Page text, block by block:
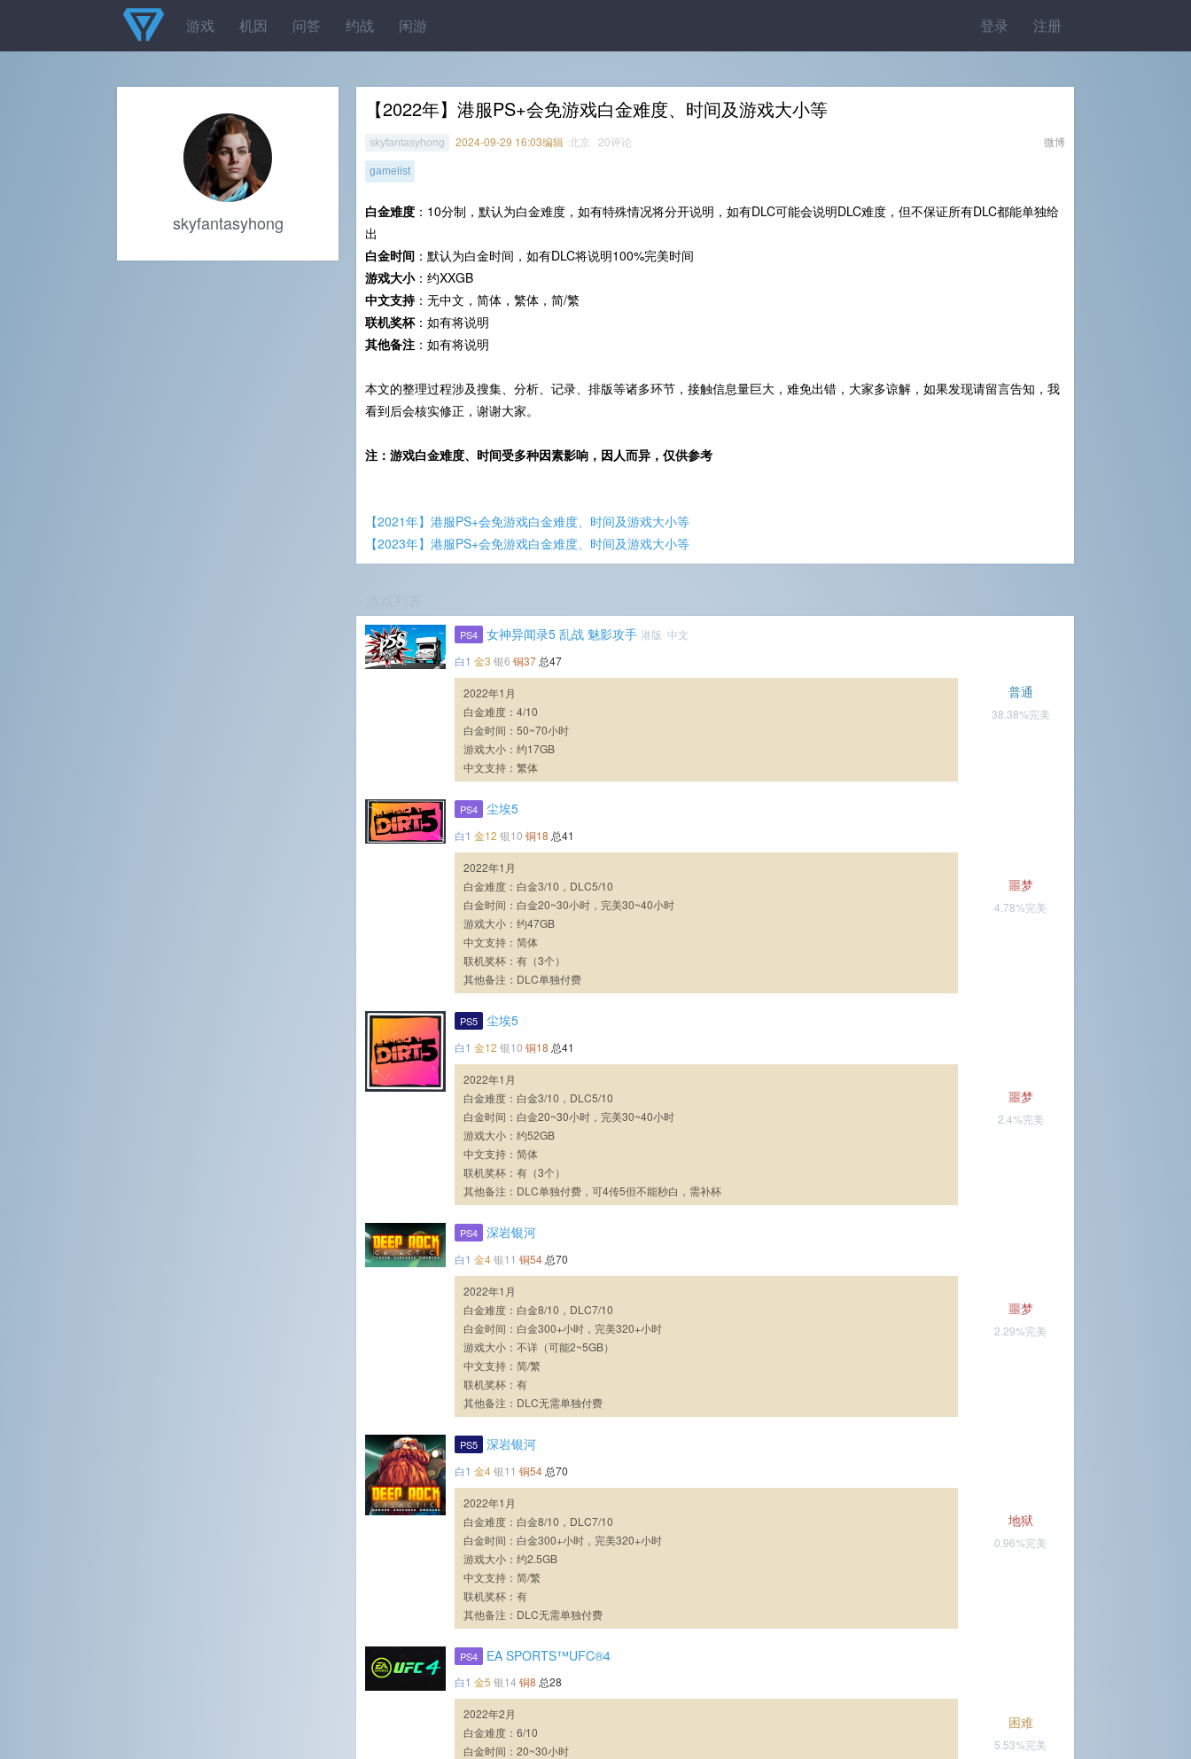
登录 注册
游戏 机因 问答 约战 闲游
【2022年】港服PS+会免游戏白金难度、时间及游戏大小等
微博
skyfantasyhong 2024-09-29 16:03编辑 北京 20评论
gamelist
白金难度 ：10分制，默认为白金难度，如有特殊情况将分开说明，如有DLC可能会说明DLC难度，但不保证所有DLC都能单独给
出
白金时间 ：默认为白金时间，如有DLC将说明100%完美时间
游戏大小：约XXGB
中文支持：无中文，简体，繁体，简/繁
联机奖杯：如有将说明
其他备注 ：如有将说明
本文的整理过程涉及搜集、分析、记录、排版等诸多环节，接触信息量巨大，难免出错，大家多谅解，如果发现请留言告知，我
看到后会核实修正，谢谢大家。
注：游戏白金难度、时间受多种因素影响，因人而异，仅供参考
【2021年】港服PS+会免游戏白金难度、时间及游戏大小等
【2023年】港服PS+会免游戏白金难度、时间及游戏大小等
PS4 女神异闻录5 乱战 魅影攻手 港版 中文
白1 金3 银6 铜37 总47
2022年1月
白金难度：4/10
白金时间：50~70小时
游戏大小：约17GB
中文支持：繁体
普通
38.38%完美
PS4 尘埃5
白1 金12 银10 铜18 总41
2022年1月
白金难度：白金3/10，DLC5/10
白金时间：白金20~30小时，完美30~40小时
游戏大小：约47GB
中文支持：简体
联机奖杯：有（3个）
其他备注：DLC单独付费
噩梦
4.78%完美
PS5 尘埃5
白1 金12 银10 铜18 总41
2022年1月
白金难度：白金3/10，DLC5/10
白金时间：白金20~30小时，完美30~40小时
游戏大小：约52GB
中文支持：简体
联机奖杯：有（3个）
其他备注：DLC单独付费，可4传5但不能秒白，需补杯
噩梦
2.4%完美
PS4 深岩银河
白1 金4银11 铜54 总70
2022年1月
白金难度：白金8/10，DLC7/10
白金时间：白金300+小时，完美320+小时
游戏大小：不详（可能2~5GB）
中文支持：简/繁
联机奖杯：有
其他备注：DLC无需单独付费
噩梦
2.29%完美
PS5 深岩银河
白1 金4银11 铜54 总70
2022年1月
白金难度：白金8/10，DLC7/10
白金时间：白金300+小时，完美320+小时
游戏大小：约2.5GB
中文支持：简/繁
联机奖杯：有
其他备注：DLC无需单独付费
地狱
0.96%完美
PS4 EA SPORTS™UFC®4
白1 金5 银14 铜8 总28
2022年2月
白金难度：6/10
白金时间：20~30小时
困难
5.53%完美
skyfantasyhong